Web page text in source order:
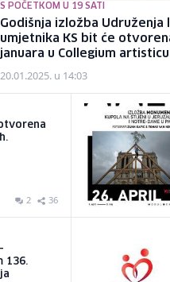
S POČETKOM U 19 SATI
Godišnja izložba Udruženja
umjetnika KS bit će
januara u Collegium
20.01.2025. u 14:03
2 36
136.